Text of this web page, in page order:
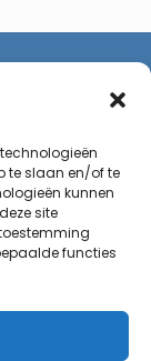
te slaan en/of te
kunnen
site
functies